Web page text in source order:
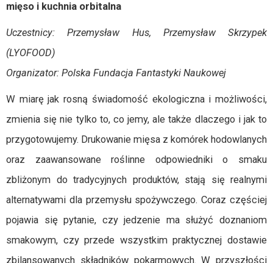
mięso i kuchnia orbitalna
Uczestnicy: Przemysław Hus, Przemysław Skrzypek
(LYOFOOD)
Organizator: Polska Fundacja Fantastyki Naukowej
W miarę jak rosną świadomość ekologiczna i możliwości,
zmienia się nie tylko to, co jemy, ale także dlaczego i jak to
przygotowujemy. Drukowanie mięsa z komórek hodowlanych
oraz zaawansowane roślinne odpowiedniki o smaku
zbliżonym do tradycyjnych produktów, stają się realnymi
alternatywami dla przemysłu spożywczego. Coraz częściej
pojawia się pytanie, czy jedzenie ma służyć doznaniom
smakowym, czy przede wszystkim praktycznej dostawie
zbilansowanych składników pokarmowych. W przyszłości